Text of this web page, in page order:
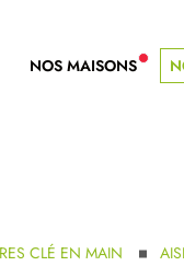
NOS MAISONS
CLÉ EN MAIN